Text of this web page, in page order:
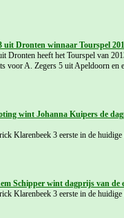
uit Dronten winnaar Tourspel
Dronten heeft het Tourspel van
voor A. Zegers 5 uit Apeldoorn en
wint Johanna Kuipers de
Klarenbeek 3 eerste in de
Schipper wint dagprijs van de
Klarenbeek 3 eerste in de